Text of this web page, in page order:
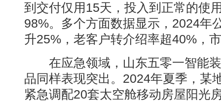
到交付仅用15天，投入到正常的使
98%。多个方面数据显示，2024年
升25%，老客户转介绍率超40%，
在应急领域，山东五零一智能装
品同样表现突出。2024年夏季，某
紧急调配20套太空舱移动房屋阳光